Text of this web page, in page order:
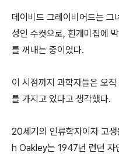
데이비드 그레이비어드는 그
성인 수컷으로, 흰개미집에
를 꺼내는 중이었다.
이 시점까지 과학자들은 오
를 가지고 있다고 생각했다.
20세기의 인류학자이자 고
h Oakley는 1947년 런던 자